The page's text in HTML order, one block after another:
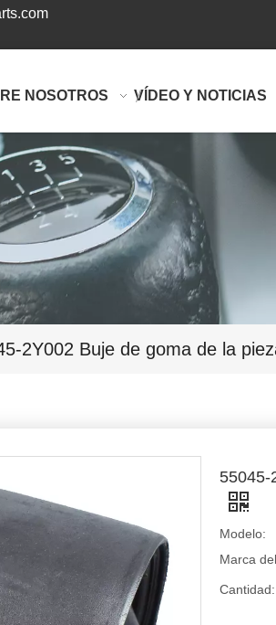
NOSOTROS VÍDEO Y NOTICIAS
2Y002 Buje de goma de la
55045-
Modelo:
Marca
Cantidad: